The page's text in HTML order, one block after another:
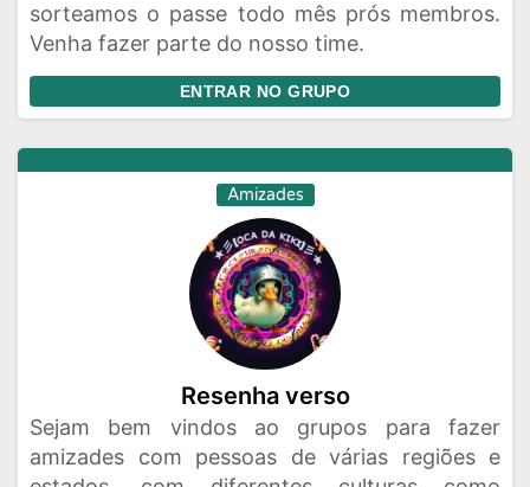
sorteamos o passe todo mês prós membros.
Venha fazer parte do nosso time.
ENTRAR NO GRUPO
Amizades
Resenha verso
Sejam bem vindos ao grupos para fazer
amizades com pessoas de várias regiões e